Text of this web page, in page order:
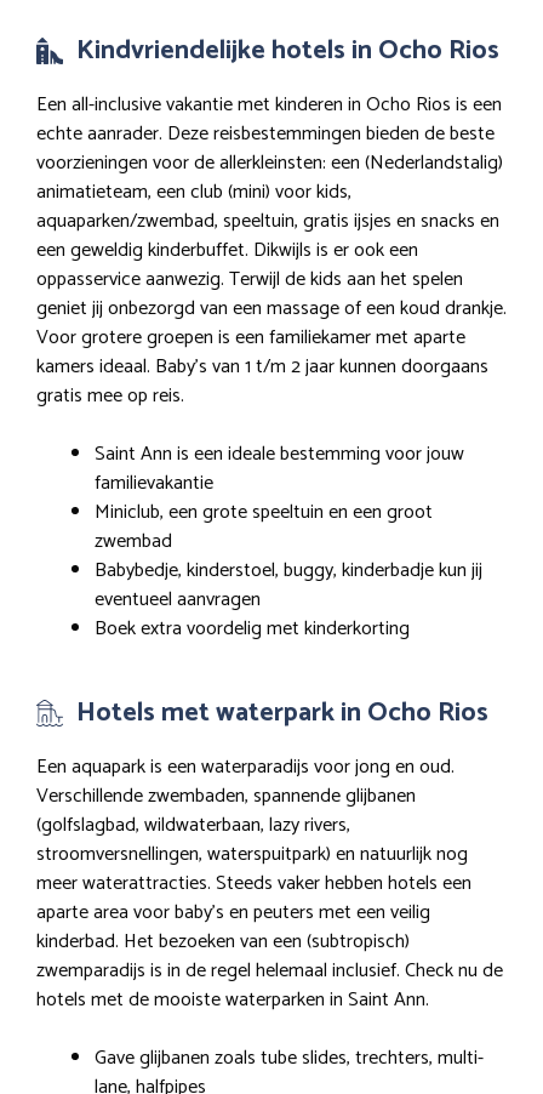
Kindvriendelijke hotels in Ocho Rios
Een all-inclusive vakantie met kinderen in Ocho Rios is een
echte aanrader. Deze reisbestemmingen bieden de beste
voorzieningen voor de allerkleinsten: een (Nederlandstalig)
animatieteam, een club (mini) voor kids,
aquaparken/zwembad, speeltuin, gratis ijsjes en snacks en
een geweldig kinderbuffet. Dikwijls is er ook een
oppasservice aanwezig. Terwijl de kids aan het spelen
geniet jij onbezorgd van een massage of een koud drankje.
Voor grotere groepen is een familiekamer met aparte
kamers ideaal. Baby’s van 1 t/m 2 jaar kunnen doorgaans
gratis mee op reis.
Saint Ann is een ideale bestemming voor jouw
familievakantie
Miniclub, een grote speeltuin en een groot
zwembad
Babybedje, kinderstoel, buggy, kinderbadje kun jij
eventueel aanvragen
Boek extra voordelig met kinderkorting
Hotels met waterpark in Ocho Rios
Een aquapark is een waterparadijs voor jong en oud.
Verschillende zwembaden, spannende glijbanen
(golfslagbad, wildwaterbaan, lazy rivers,
stroomversnellingen, waterspuitpark) en natuurlijk nog
meer waterattracties. Steeds vaker hebben hotels een
aparte area voor baby’s en peuters met een veilig
kinderbad. Het bezoeken van een (subtropisch)
zwemparadijs is in de regel helemaal inclusief. Check nu de
hotels met de mooiste waterparken in Saint Ann.
Gave glijbanen zoals tube slides, trechters, multi-